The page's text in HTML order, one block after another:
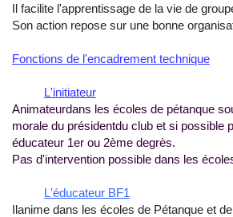
Il facilite l'apprentissage de la vie de
Son action repose sur une bonne
Fonctions de l'encadrement technique
L'initiateur
Animateurdans les écoles de pétanque
morale du présidentdu club et si possible
éducateur 1er ou 2ème degrès.
Pas d'intervention possible dans les
L'éducateur BF1
Ilanime dans les écoles de Pétanque et